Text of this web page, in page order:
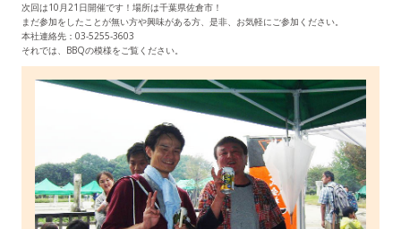
次回は10月21日開催です！場所は千葉県佐倉市！
まだ参加をしたことが無い方や興味がある方、是非、お気軽にご参加ください。
本社連絡先：03-5255-3603
それでは、BBQの模様をご覧ください。